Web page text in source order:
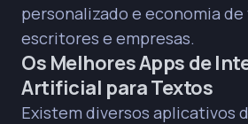
personalizado e economia
escritores e empresas.
Os Melhores Apps de
Artificial para Textos
Existem diversos aplicativos